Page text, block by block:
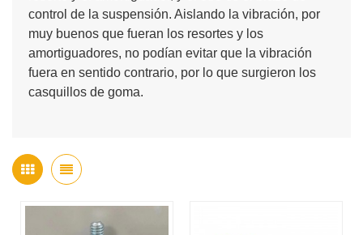
control de la suspensión. Aislando la vibración, por
muy buenos que fueran los resortes y los
amortiguadores, no podían evitar que la vibración
fuera en sentido contrario, por lo que surgieron los
casquillos de goma.